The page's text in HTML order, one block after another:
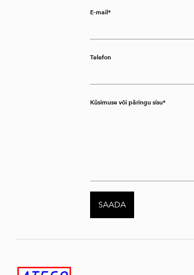
E-mail
Telefon
Küsimuse või päringu sisu